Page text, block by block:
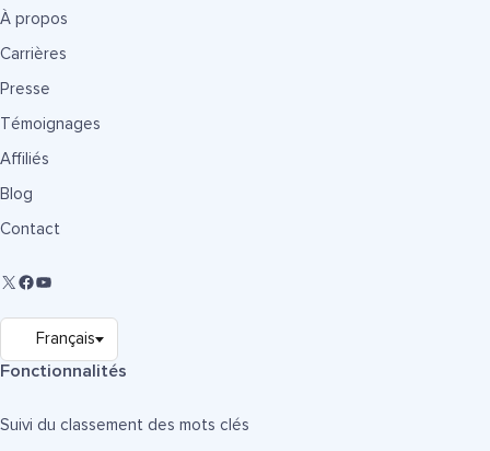
À propos
Carrières
Presse
Témoignages
Affiliés
Blog
Contact
Fonctionnalités
Suivi du classement des mots clés